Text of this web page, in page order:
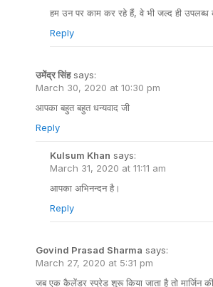
हम उन पर काम कर रहे हैं, वे भी जल्द ही उपलब्ध
Reply
उमेंद्र सिंह says:
March 30, 2020 at 10:30 pm
आपका बहुत बहुत धन्यवाद जी
Reply
Kulsum Khan says:
March 31, 2020 at 11:11 am
आपका अभिनन्दन है।
Reply
Govind Prasad Sharma says:
March 27, 2020 at 5:31 pm
जब एक कैलेंडर स्प्रेड शुरू किया जाता है तो मार्जिन